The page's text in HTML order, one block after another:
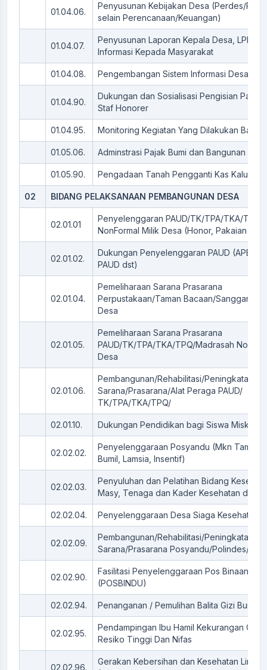
01.04.06.
Penyusunan Kebijakan Desa (Perdes/
selain Perencanaan/Keuangan)
01.04.07.
Penyusunan Laporan Kepala Desa,
Informasi Kepada Masyarakat
01.04.08. Pengembangan Sistem Informasi Desa
01.04.90.
Dukungan dan Sosialisasi Pengisian
Staf Honorer
01.04.95. Monitoring Kegiatan Yang Dilakukan
01.05.06. Adminstrasi Pajak Bumi dan Bangunan
01.05.90. Pengadaan Tanah Pengganti Kas
02 BIDANG PELAKSANAAN PEMBANGUNAN DESA
02.01.01
Penyelenggaran PAUD/TK/TPA/TKA/TPQ/
NonFormal Milik Desa (Honor, Pakaian dll)
02.01.02.
Dukungan Penyelenggaran PAUD (APE,
PAUD dst)
02.01.04.
Pemeliharaan Sarana Prasarana
Perpustakaan/Taman Bacaan/Sanggar
Desa
02.01.05.
Pemeliharaan Sarana Prasarana
PAUD/TK/TPA/TKA/TPQ/Madrasah
Desa
02.01.06.
Pembangunan/Rehabilitasi/Peningkatan/
Sarana/Prasarana/Alat Peraga PAUD/
TK/TPA/TKA/TPQ/
02.01.10. Dukungan Pendidikan bagi Siswa Miskin/
02.02.02.
Penyelenggaraan Posyandu (Mkn
Bumil, Lamsia, Insentif)
02.02.03.
Penyuluhan dan Pelatihan Bidang
Masy, Tenaga dan Kader Kesehatan dll)
02.02.04. Penyelenggaraan Desa Siaga Kesehatan
02.02.09.
Pembangunan/Rehabilitasi/Peningkatan/
Sarana/Prasarana Posyandu/Polindes/
02.02.90.
Fasilitasi Penyelenggaraan Pos Binaan
(POSBINDU)
02.02.94. Penanganan / Pemulihan Balita Gizi Buruk
02.02.95.
Pendampingan Ibu Hamil Kekurangan Gizi
Resiko Tinggi Dan Nifas
02.02.96.
Gerakan Kebersihan dan Kesehatan